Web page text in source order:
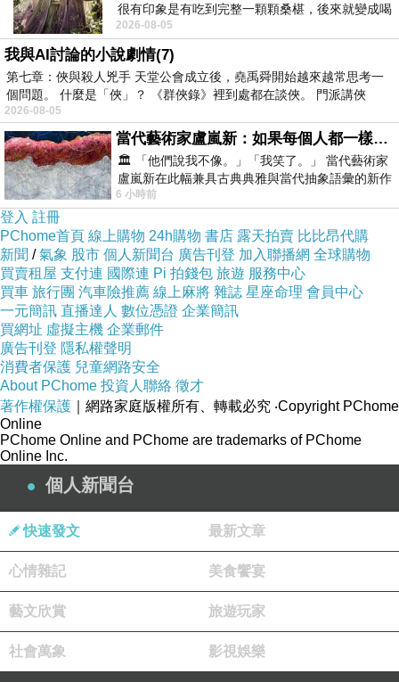
🔸博客來：https://reurl.cc/vEdrjl
🔸誠 品：https://reurl.cc/R2rAVZ
🔸讀 冊：https://reurl.cc/kp1med
🔸金石堂：https://reurl.cc/YDvLaX
🔸三民：https://reurl.cc/gr29AR
🔸前衛官網：https://reurl.cc/7EDOzy
（另外，臉書私訊詹明儒或02-26740656。無封
膜，有作者簽名）
上一篇：【西螺溪協奏曲】長篇小說閱後
下一篇：電影失樂園觀影
【望鄉：落葉不歸根】分享，名評家馬森等級，江
明樹精彩推薦序(上)
◆此書十篇推薦序，已經有的發佈於臉書，有的刊
登於《人間魚詩生活誌》、《中華副刊》、《文學
台灣》。江明樹序文，分三次貼出，如下：
很有印象是有吃到完整一顆顆桑椹，後來就變成喝
桑椹汁。 現在是連喝都沒喝
2026-08-05
我與AI討論的小說劇情(7)
第七章：俠與殺人兇手 天堂公會成立後，堯禹舜開始越來越常思考一
個問題。 什麼是「俠」？ 《群俠錄》裡到處都在談俠。 門派講俠
2026-08-05
當代藝術家盧嵐新：如果每個人都一樣，這世界該有多無聊？
🏛️ 「他們說我不像。」「我笑了。」 當代藝術家
盧嵐新在此幅兼具古典典雅與當代抽象語彙的新作
中，以沈靜的藍色空間為背景，描繪了
6 小時前
登入 註冊
PChome首頁 線上購物 24h購物 書店 露天拍賣 比比昂代購
新聞 /氣象 股市 個人新聞台 廣告刊登 加入聯播網 全球購物
買賣租屋 支付連 國際連 Pi 拍錢包 旅遊 服務中心
買車 旅行團 汽車險推薦 線上麻將 雜誌 星座命理 會員中心
一元簡訊 直播達人 數位憑證 企業簡訊
買網址 虛擬主機 企業郵件
廣告刊登 隱私權聲明
消費者保護 兒童網路安全
About PChome 投資人聯絡 徵才
著作權保護 ｜網路家庭版權所有、轉載必究 ‧Copyright PChome
Online
PChome Online and PChome are trademarks of PChome
Online Inc.
個人新聞台
快速發文 最新文章
心情雜記 美食饗宴
藝文欣賞 旅遊玩家
社會萬象 影視娛樂